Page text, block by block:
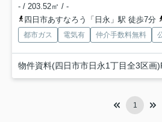
- / 203.52㎡ / -
四日市あすなろう「日永」駅 徒歩7分
都市ガス 電気有 仲介手数料無料
物件資料(四日市市日永1丁目全3区画
1